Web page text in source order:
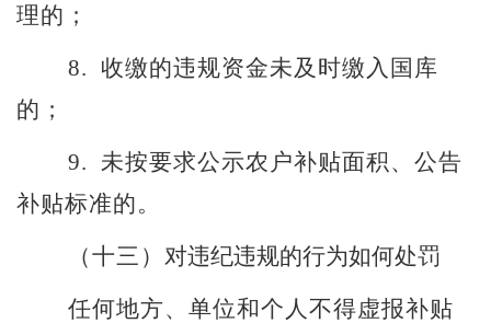
理的；
8. 收缴的违规资金未及时缴入国库
的；
9. 未按要求公示农户补贴面积、公告
补贴标准的。
（十三） 对违纪违规的行为如何处罚
任何地方、单位和个人不得虚报补贴